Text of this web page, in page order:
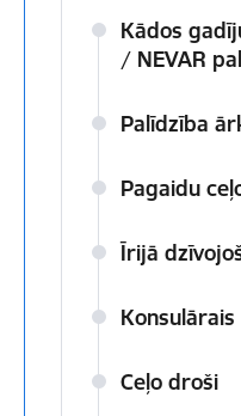
Kādos
/ NEVAR
Palīdzība
Pagaidu
Īrijā
Ceļo droši